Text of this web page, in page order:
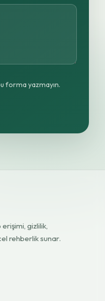
forma yazmayın.
gizlilik,
rehberlik sunar.